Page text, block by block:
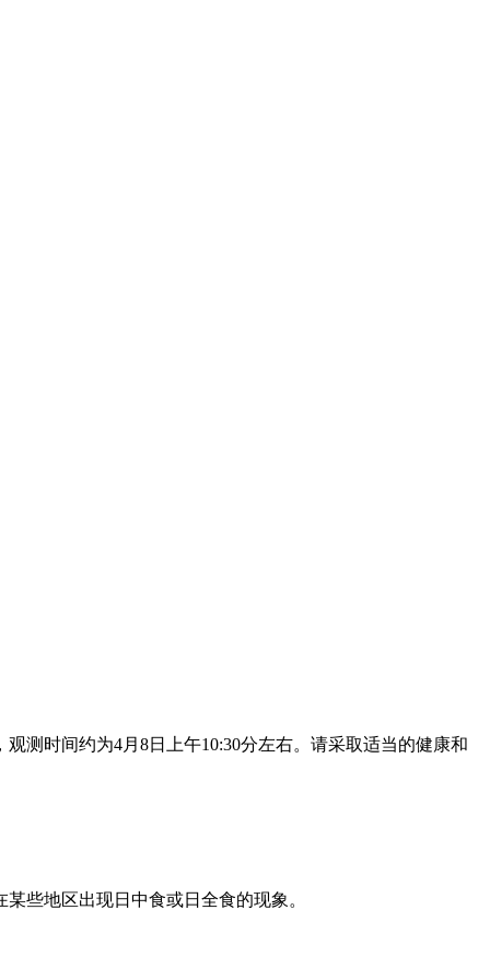
测时间约为4月8日上午10:30分左右。请采取适当的健康和
些地区出现日中食或日全食的现象。